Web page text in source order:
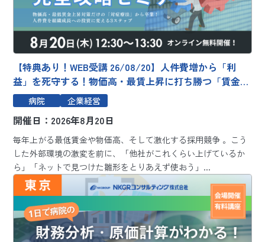
【特典あり！WEB受講 26/08/20】人件費増から「利
益」を死守する！物価高・最賃上昇に打ち勝つ「賃金制
度」完全攻略セミナー ～物価高・最低賃金上昇対策だ
けの「対症療法」から卒業！人件費を組織成長への投資
に変える3ステップ～
病院 企業経営
開催日：2026年8月20日
毎年上がる最低賃金や物価高、そして激化する採用競争 。こう
した外部環境の激変を前に、「他社がこれくらい上げているか
ら」「ネットで見つけた雛形をとりあえず使おう」...